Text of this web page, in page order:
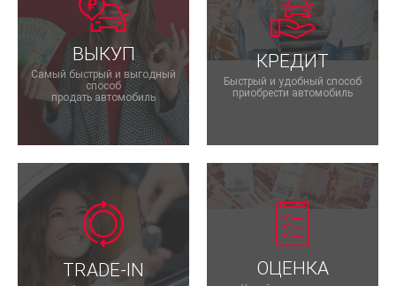
ВЫКУП
Самый быстрый и выгодный
способ
продать автомобиль
КРЕДИТ
Быстрый и удобный способ
приобрести автомобиль
TRADE-IN ОЦЕНКА